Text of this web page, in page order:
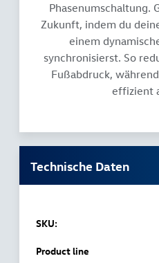
Phasenumschaltung.
Zukunft, indem du
einem
synchronisierst. So
Fußabdruck,
effizient
Technische Daten
SKU:
Product line